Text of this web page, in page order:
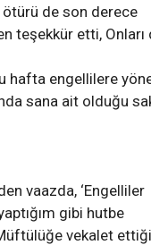
ötürü de son derece
teşekkür etti, Onları
hafta engellilere
sana ait olduğu
vaazda, ‘Engelliler
gibi hutbe
vekalet
İÇİN GERİ
1 AY ÖNCE